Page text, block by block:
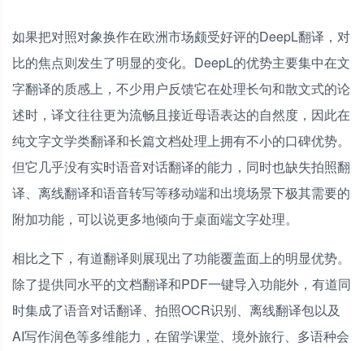
如果把对照对象换作在欧洲市场颇受好评的DeepL翻译，对
比的焦点则发生了明显的变化。DeepL的优势主要集中在文
字翻译的质感上，不少用户反馈它在处理长句和散文式的论
述时，译文往往更为流畅且接近母语表达的自然度，因此在
纯文字文学类翻译和长篇文档处理上拥有不小的口碑优势。
但它几乎没有实时语音对话翻译的能力，同时也缺失拍照翻
译、离线翻译和语音转写等移动端和出境场景下极其需要的
附加功能，可以说更多地倾向于桌面端文字处理。
相比之下，有道翻译则展现出了功能覆盖面上的明显优势。
除了提供同水平的文档翻译和PDF一键导入功能外，有道同
时集成了语音对话翻译、拍照OCR识别、离线翻译包以及
AI写作润色等多维能力，在留学课堂、境外旅行、多语种会